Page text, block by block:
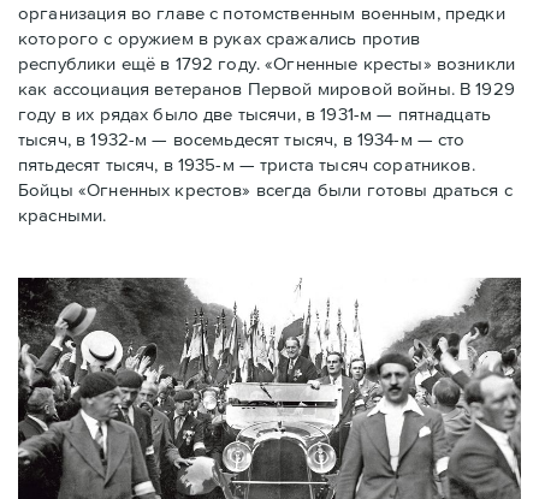
организация во главе с потомственным военным, предки
которого с оружием в руках сражались против
республики ещё в 1792 году. «Огненные кресты» возникли
как ассоциация ветеранов Первой мировой войны. В 1929
году в их рядах было две тысячи, в 1931-м — пятнадцать
тысяч, в 1932-м — восемьдесят тысяч, в 1934-м — сто
пятьдесят тысяч, в 1935-м — триста тысяч соратников.
Бойцы «Огненных крестов» всегда были готовы драться с
красными.